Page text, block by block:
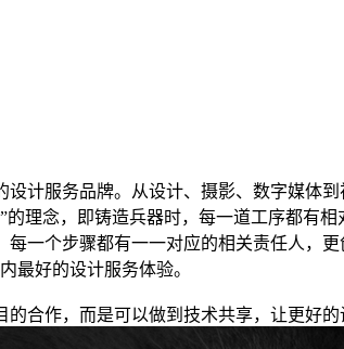
计服务品牌。从设计、摄影、数字媒体
的理念，即铸造兵器时，每一道工序都有
一个步骤都有一一对应的相关责任人，
最好的设计服务体验。
的合作，而是可以做到技术共享，让更